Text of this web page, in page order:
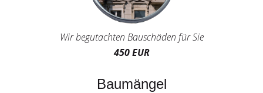
Wir begutachten Bauschäden für Sie
450 EUR
Baumängel